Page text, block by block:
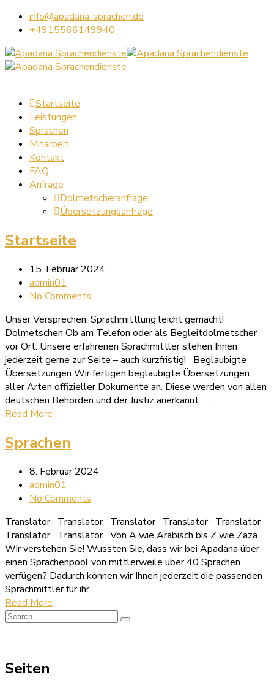
info@apadana-sprachen.de
+4915566149940
Startseite
Leistungen
Sprachen
Mitarbeit
Kontakt
FAQ
Anfrage
Dolmetscheranfrage
Übersetzungsanfrage
Startseite
15. Februar 2024
admin01
No Comments
Unser Versprechen: Sprachmittlung leicht gemacht!
Dolmetschen Ob am Telefon oder als Begleitdolmetscher
vor Ort: Unsere erfahrenen Sprachmittler stehen Ihnen
jederzeit gerne zur Seite – auch kurzfristig! Beglaubigte
Übersetzungen Wir fertigen beglaubigte Übersetzungen
aller Arten offizieller Dokumente an. Diese werden von allen
deutschen Behörden und der Justiz anerkannt. …
Read More
Sprachen
8. Februar 2024
admin01
No Comments
Translator Translator Translator Translator Translator
Translator Translator Von A wie Arabisch bis Z wie Zaza
Wir verstehen Sie! Wussten Sie, dass wir bei Apadana über
einen Sprachenpool von mittlerweile über 40 Sprachen
verfügen? Dadurch können wir Ihnen jederzeit die passenden
Sprachmittler für ihr…
Read More
Seiten